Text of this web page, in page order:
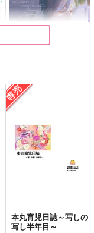
烏有に恋うる
3,573円（税込）
鶴丸国永×女審神者
本丸育児日誌～写しの
写し半年目～